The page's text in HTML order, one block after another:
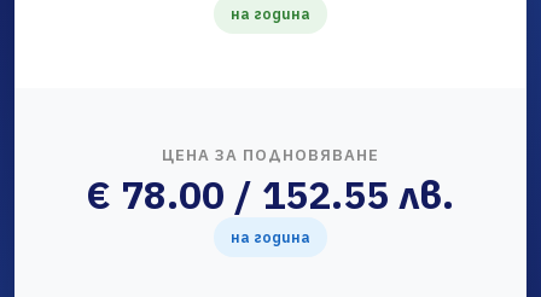
на година
ЦЕНА ЗА ПОДНОВЯВАНЕ
€ 78.00 / 152.55 лв.
на година